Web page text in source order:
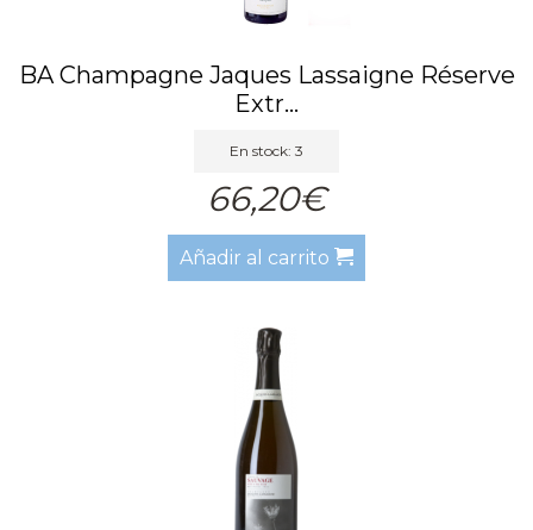
BA Champagne Jaques Lassaigne Réserve
Extr...
En stock: 3
66,20€
Añadir al carrito